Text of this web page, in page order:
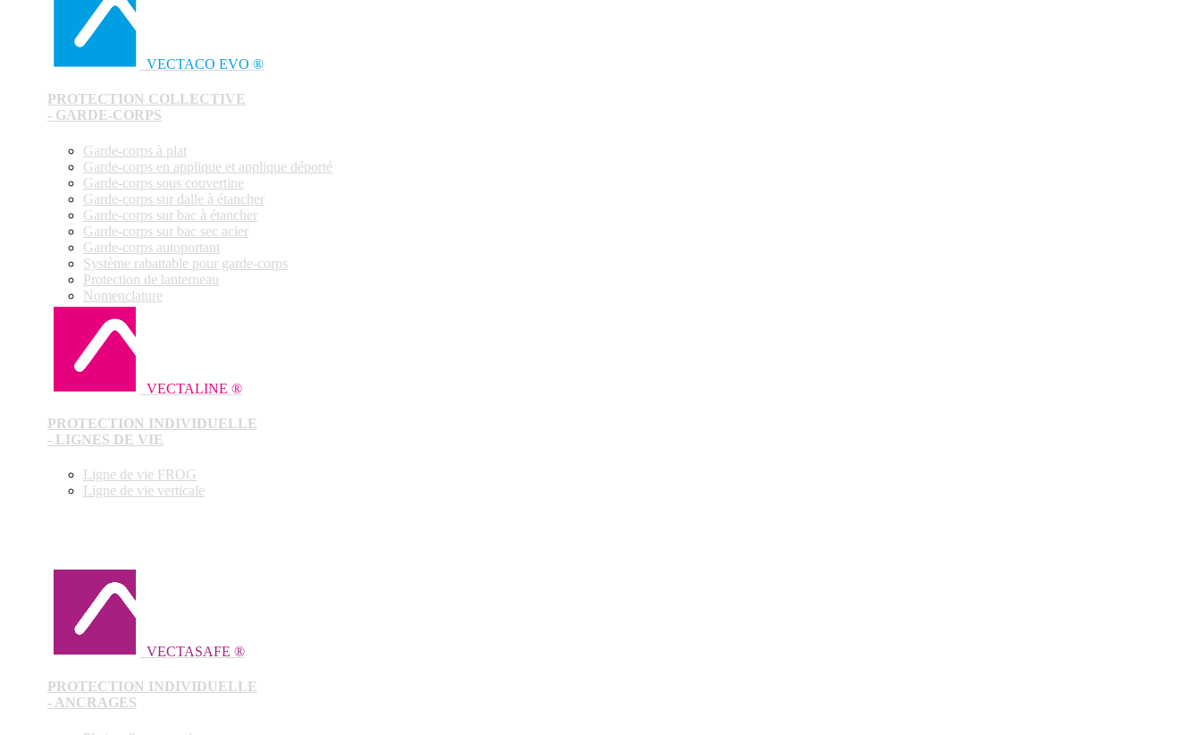
VECTACO EVO ®
PROTECTION COLLECTIVE
- GARDE-CORPS
Garde-corps à plat
Garde-corps en applique et applique déporté
Garde-corps sous couvertine
Garde-corps sur dalle à étancher
Garde-corps sur bac à étancher
Garde-corps sur bac sec acier
Garde-corps autoportant
Système rabattable pour garde-corps
Protection de lanterneau
Nomenclature
VECTALINE ®
PROTECTION INDIVIDUELLE
- LIGNES DE VIE
Ligne de vie FROG
Ligne de vie verticale
VECTASAFE ®
PROTECTION INDIVIDUELLE
- ANCRAGES